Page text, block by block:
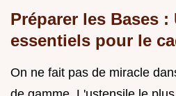
Préparer les Bases :
essentiels pour le
On ne fait pas de miracle